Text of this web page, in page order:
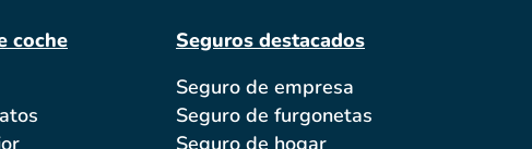
coche
Seguros destacados
Seguro de empresa
Seguro de furgonetas
Seguro de hogar